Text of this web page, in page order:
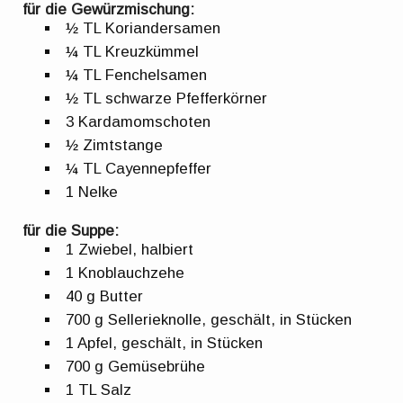
für die Gewürzmischung:
½ TL Koriandersamen
¼ TL Kreuzkümmel
¼ TL Fenchelsamen
½ TL schwarze Pfefferkörner
3 Kardamomschoten
½ Zimtstange
¼ TL Cayennepfeffer
1 Nelke
für die Suppe:
1 Zwiebel, halbiert
1 Knoblauchzehe
40 g Butter
700 g Sellerieknolle, geschält, in Stücken
1 Apfel, geschält, in Stücken
700 g Gemüsebrühe
1 TL Salz